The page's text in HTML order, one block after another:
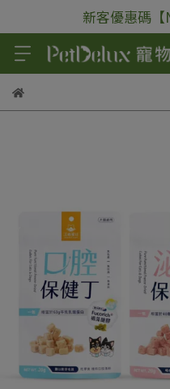
新客優惠碼【